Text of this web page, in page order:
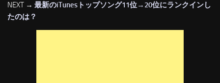
NEXT → 最新のiTunesトップソング11位→20位にランクインし
たのは？